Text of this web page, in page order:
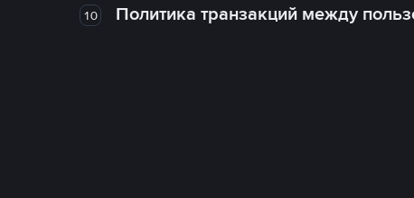
10 Политика транзакций между